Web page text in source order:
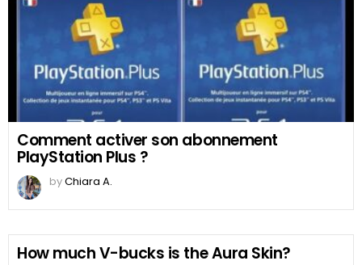
Comment activer son abonnement
PlayStation Plus ?
byChiara A.
How much V-bucks is the Aura Skin?